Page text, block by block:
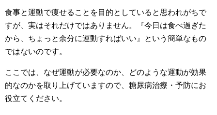
食事と運動で痩せることを目的としていると思われがちで
すが、実はそれだけではありません。『今日は食べ過ぎた
から、ちょっと余分に運動すればいい』という簡単なもの
ではないのです。
ここでは、なぜ運動が必要なのか、どのような運動が効果
的なのかを取り上げていますので、糖尿病治療・予防にお
役立てください。